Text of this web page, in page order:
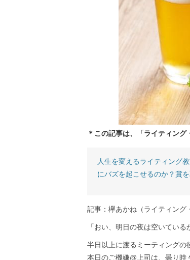
＊この記事は、「ライティング
人生を変えるライティング
にバズを起こせるのか？賞
記事：欅あかね（ライティング
「おい、明日の夜は空いている
半日以上に渡るミーティングの
本日のご機嫌@上司は、曇り時